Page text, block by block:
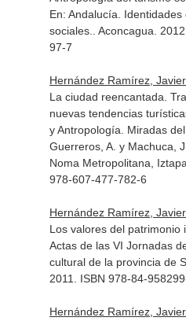
En: Andalucía.
sociales.
. Aconcagua.
97-7
Hernández Ramírez,
La ciudad reencantada.
nuevas tendencias
y Antropología. Miradas
Guerreros, A. y Machuca,
Noma Metropolitana,
978-607-477-782-6
Hernández Ramírez,
Los valores del patrimonio
Actas de las VI Jornadas
cultural de la provincia de
2011. ISBN 978-84-
Hernández Ramírez,